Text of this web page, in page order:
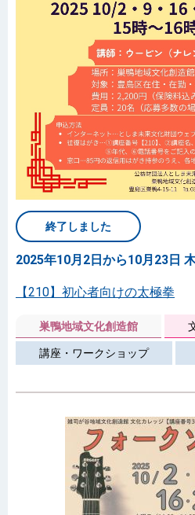
終了しました
2025年10月2日から10月23日
【210】初心者向けの太極拳
巣鴨地域文化創造館
講座・ワークショップ